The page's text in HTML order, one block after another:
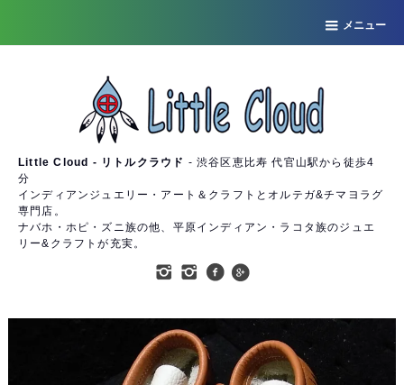
メニュー
Little Cloud - リトルクラウド - 渋谷区恵比寿 代官山駅から徒歩4
分
インディアンジュエリー・アート＆クラフトとオルテガ&チマヨラグ
専門店。
ナバホ・ホピ・ズニ族の他、平原インディアン・ラコタ族のジュエ
リー&クラフトが充実。